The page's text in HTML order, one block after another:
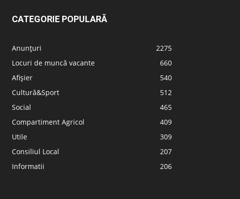
CATEGORIE POPULARĂ
Anunțuri
2275
Locuri de muncă vacante
660
Afișier
540
Cultură&Sport
512
Social
465
Compartiment Agricol
409
Utile
309
Consiliul Local
207
Informatii
206